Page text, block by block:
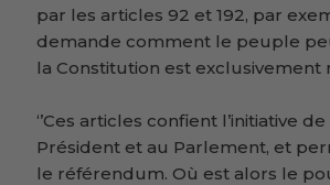
par les articles 92 et 192, par
demande comment le peuple
la Constitution est
‘’Ces articles confient l’initiative
Président et au Parlement, et
le référendum. Où est alors le